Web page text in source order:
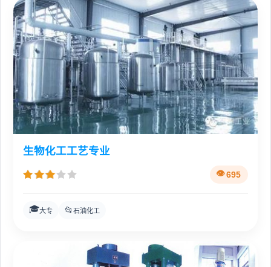
生物化工工艺专业
695
🎓大专 📂 石油化工